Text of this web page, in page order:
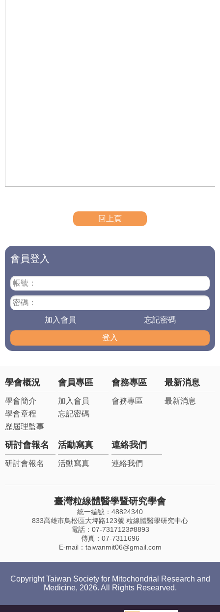
會員登入
帳號：
密碼：
加入會員 忘記密碼
登入
回上頁
學會概況
學會簡介
學會章程
歷屆理監事
會員專區
加入會員
忘記密碼
會務專區
會務專區
最新消息
最新消息
研討會報名
研討會報名
活動寫真
活動寫真
連絡我們
連絡我們
臺灣粒線體醫學暨研究學會
統一編號：48824340
833高雄市鳥松區大埤路123號 粒線體醫學研究中心
電話：07-7317123#8893
傳真：07-7311696
E-mail： taiwanmit06@gmail.com
Copyright Taiwan Society for Mitochondrial Research and
Medicine, 2026. All Rights Researved.